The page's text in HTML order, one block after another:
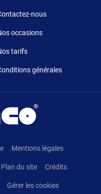
nous
occasions
tarifs
générales
Mentions légales
Plan du site Crédits
Gérer les cookies